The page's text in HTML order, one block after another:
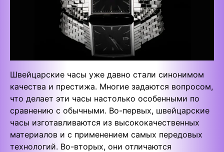
Швейцарские часы уже давно стали синонимом
качества и престижа. Многие задаются вопросом,
что делает эти часы настолько особенными по
сравнению с обычными. Во-первых, швейцарские
часы изготавливаются из высококачественных
материалов и с применением самых передовых
технологий. Во-вторых, они отличаются